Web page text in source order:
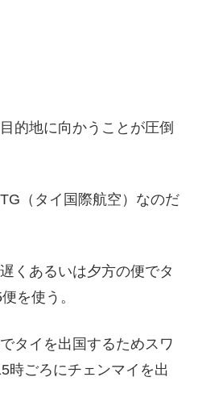
的地に向かうことが圧倒
（タイ国際航空）なのだ
くあるいは夕方の便でタ
を使う。
タイを出国するためスワ
時ごろにチェンマイを出